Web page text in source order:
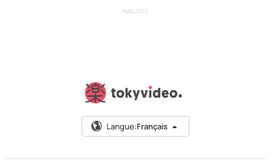
PUBLICITÉ
Langue:Français